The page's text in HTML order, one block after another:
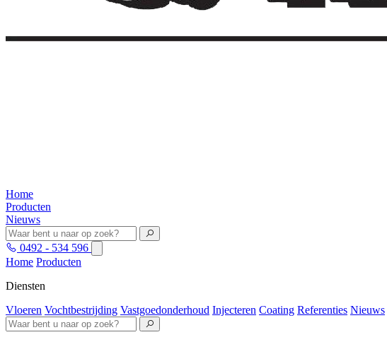
Home
Producten
Nieuws
0492 - 534 596
Home Producten
Diensten
Vloeren Vochtbestrijding Vastgoedonderhoud Injecteren Coating Referenties Nieuws